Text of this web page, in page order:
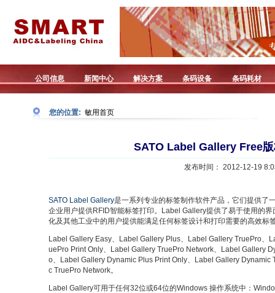
公司信息 新闻中心 解决方案 条码设备 条码耗材
您的位置: 敏用首页
SATO Label Gallery Free
发布时间： 2012-12-19
SATO Label Gallery是一系列专业的标签制作软件产品，它们提供了
企业用户提供RFID智能标签打印。Label Gallery提供了易于使用的
化及其他工业中的用户提供能满足任何标签设计和打印需要的高效标
Label Gallery Easy、Label Gallery Plus、Label Gallery TruePro、
uePro Print Only、Label Gallery TruePro Network、Label Gallery
o、Label Gallery Dynamic Plus Print Only、Label Gallery Dynamic
c TruePro Network。
Label Gallery可用于任何32位或64位的Windows 操作系统中：